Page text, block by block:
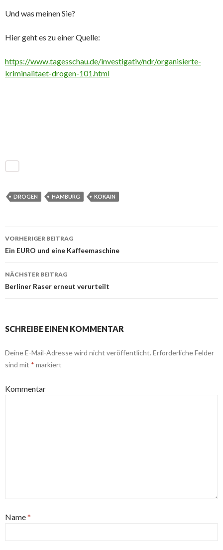
Und was meinen Sie?
Hier geht es zu einer Quelle:
https://www.tagesschau.de/investigativ/ndr/organisierte-
kriminalitaet-drogen-101.html
DROGEN HAMBURG KOKAIN
Beitrags-
Navigation
VORHERIGER BEITRAG
Ein EURO und eine Kaffeemaschine
NÄCHSTER BEITRAG
Berliner Raser erneut verurteilt
SCHREIBE EINEN KOMMENTAR
Deine E-Mail-Adresse wird nicht veröffentlicht. Erforderliche Felder
sind mit * markiert
Kommentar
Name*